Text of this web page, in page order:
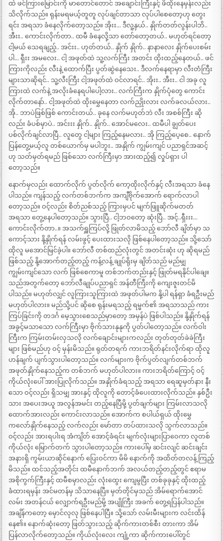
ထဲ ဖင်ကြားမြောင်းကို မာတောင်တောင် အချောင်းကြီးနှင့် ဖိထိုးနေမှန်းလည်း
သိလိုက်သည်။ ရုန်းမရမယ့်တူတူ လုပ်ချင်တာသာ လုပ်ပါစေတော့ဟု တွေး
ရင်း အရသာ ခံနေလိုက်တော့သည်။ အိုးး… ဒီလူ့နှယ်.. နှိုက်တတ်လွန်းပါဘိ..
အီးး.. ကောင်းလိုက်တာ.. ထမီ ခံနေလို့သာ တော်တော့တယ်.. မဟုတ်ရင်တော့
ငါ့မယ် သေရချည့်.. အင်းး.. ဟုတ်တယ်.. နှိုက် နှိုက်.. နာနာလေး နှိုက်ပေးစမ်း
ပါ… ရှီးး အမလေး.. ငါ့ အဖုတ်ထဲ သူ့လက်ကြီး အတင်း ထိုးထည့်နေတယ်.. ဖင်
ကြားကိုလည်း လီးနဲ့ ထောက်ပြီး ပွတ်ဆွဲနေသေး.. ဒီလက်နေရာမှာ လီးတံကြီး
များသာဆိုရင်.. သူ့လီးကြီး ငါ့အဖုတ်ထဲ ဝင်လာရင်.. အိုးး.. အီးး.. ငါ အခု လူ
ကြားထဲ လက်နဲ့ အလိုးခံနေရပါပေါ့လား.. လက်ကြီးက နှိုက်ပုံတွေ ကောင်း
လိုက်တာနော်.. ငါ့အဖုတ်ထဲ ထိုးမွှေနေတာ လက်ညှိုးလား လက်ခလယ်လား..
အို.. ဘာပဲဖြစ်ဖြစ် ကောင်းတယ်.. ခုနေ လက်မဟုတ်ဘဲ လီး အစစ်ကြီး ဆို
လည်း ခံပစ်မှာပဲ.. အင်းးး နှိုက်.. နှိုက်.. အောင်မလေး.. ထမီပါ ချွတ်ပေး
ပစ်လိုက်ချင်လာပြီ.. လူတွေ ငါ့များ ကြည့်နေမလား.. အို ကြည့်ပေ့စေ.. နောက်
ပြန်တွေ့မယ့်လူ တစ်ယောက်မှ မပါဘူး.. အနှိုက် ကျွမ်းကျင် ပညာရှင်အဆင့်
ဟု သတ်မှတ်ရမည် ဖြစ်သော လက်ကြီးမှာ အားထည့်၍ လှုပ်ရှား ပါ
တော့သည်။
နောက်မှလည်း ထောက်လိုက် ပွတ်လိုက် ကော့ထိုးလိုက်နှင့် လီးအရသာ ခံနေ
ပါသည်။ ကျန်သည့် လက်တစ်ဘက်က အကျီဗိုက်အောက် ရောက်လာပါ
တော့သည်။ ဝင့်လည်း စိတ်ညစ်သည့် ကြားမှပင် မျက်ဖြူဆိုက်မတတ်
အရသာ တွေ့နေပါတော့သည်။ သွားပြီ.. ငါ့ဘဝတော့ ဆုံးပြီ.. အင့်..ရှီးးး…
ကောင်းလိုက်တာ..။ အသက်ရှူကြပ်လို့ ဖြုတ်လာမိသည့် ဘော်လီ ချိတ်မှာ သ
ကောင့်သား နို့နှိုက်ရန် လမ်းဖွင့် ပေးထားသလို ဖြစ်နေပါတော့သည်။ သို့သော်
ထိုလူ မအောင်မြင်ခဲ့ပါ။ ဘော်လီ တစ်ထည်လုံးတွင် အတင်းဆုံး ဟု ဆိုရမည်
ဖြစ်သည့် နို့အောက်တည့်တည့် ကန့်လန့် ချုပ်ရိုးမှ ချိတ်သည် မည်မျှ
ကျွမ်းကျင်သော လက် ဖြစ်စေကာမူ တစ်ဘက်တည်းနှင့် ဖြုတ်မရနိုင်ပါချေ။
သည်အတွက်တော့ ဘော်လီချုပ်ပညာရှင် အန်တီကြီးကို ကျေးဇူးတင်မိ
ပါသည်။ မဟုတ်လျှင် လူကြားသူကြားထဲ အဖုတ်ပါမက နို့ပါ ရန်ရှာ ခံရဦးမည်
မဟုတ်ပါလား။ မည်သို့ပင် ဆိုစေ ရုန်းမရသည့် ရမ္မက်၏ အရသာသည် ကား
ကြပ်ခြင်းကို တဒင်္ဂ မေ့သွားစေသည်မှာတော့ အမှန်ပဲ ဖြစ်ပါသည်။ နို့နှိုက်ရန်
အခွင့်မသာသော လက်ကြီးမှာ ဗိုက်သားနုနုကို ပွတ်ပါတော့သည်။ လက်ဝါး
ကြီးက ကြမ်းတမ်းလှသလို လက်ချောင်းများကလည်း တုတ်တုတ်ခဲခဲကြီး
များ ဖြစ်မည်ဟု ဝင့် မှန်းမိသည်။ ရုတ်တရက် ကားဘရိတ်နင်းလိုက်ရာ ထိုလူ
ဟန်ချက် ပျက်သွားပါတော့သည်။ လက်များက ဗိုက်ပွတ်လျက်တစ်ဘက်
အဖုတ်နှိုက်နေသည့်က တစ်ဘက် မဟုတ်ပါလား။ ကားဘရိတ်ကြောင့် ဝင့်
ကိုယ်လုံးပေါ် အားပြုလိုက်သည်။ အနှိုက်ခံရသည့် အရသာ ရေဆူမှတ်နား နီး
သော ဝင့်လည်း ရှိသမျှ အားနှင့် ထိုလူကို တောင့်ခံပေးထားလိုက်သည်။ နှစ်ဦး
သား အပေးအယူ အလွန်အမင်း တည့်နေပြီမို့ ပွတ်ချက်များ ကြမ်းလာသလို
ထောက်အားလည်း ကောင်းလာသည်။ အောက်က စပါယ်ရှယ် ထိုးမွှေ
ကလော်နှိုက်နေသည့် လက်လည်း မော်တာ တပ်ထားသလို သွက်လာသည်။
ဝင့်လည်း အားရပါးရ အံကျိတ် အောင့်ခံရင်း မျက်လုံးများပြာဝေကာ လူတစ်
ကိုယ်လုံး မြောက်တက် သွားပါတော့သည်။ ကားပေါ်မှ ဆင်းလျင် ဆင်းချင်း
အနားရှိ ကွမ်းယာဆိုင်နောက် ပြေးဝင်ကာ မိမိ နောက်ကို အထိတ်တလန့် ကြည့်
မိသည်။ ထင်သည့်အတိုင်း ထမီနောက်ဘက် အလယ်တည့်တည့်တွင် ဧရာမ
အစိုကွက်ကြီးနှင့် ထမီစမှာလည်း လုံးထွေး ကျေမွပြီး တစ်ခုခုနှင့် ထိုးထည့်
ခံထားရမှန်း အင်မတန်မှ သိသာနေပြီ။ မှတ်တိုင်မှသည် အိမ်ရောက်အောင်
လမ်း အတန်ငယ် လျှောက်ရဦးမည်မို့ အပျိုကြီး အခက် တွေ့ရပြန်ပါသည်။
အချိန်ကတော့ မှောင်လုလု ဖြစ်နေပါပြီ။ သို့သော် လမ်းမီးများက လင်းထိန်
နေ၏။ နောက်ဆုံးတော့ ဖြတ်သွားသည့် ဆိုက်ကားတစ်စီး တားကာ အိမ်
ပြန်လာလိုက်တော့သည်။ ကိုယ်လုံးလေး ကျုံ့ကာ ဆိုက်ကားပေါ်တွင်